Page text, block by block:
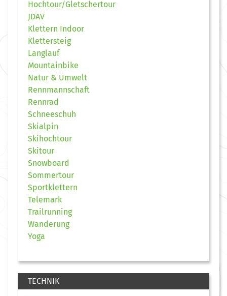
Hochtour/Gletschertour
JDAV
Klettern Indoor
Klettersteig
Langlauf
Mountainbike
Natur & Umwelt
Rennmannschaft
Rennrad
Schneeschuh
Skialpin
Skihochtour
Skitour
Snowboard
Sommertour
Sportklettern
Telemark
Trailrunning
Wanderung
Yoga
TECHNIK